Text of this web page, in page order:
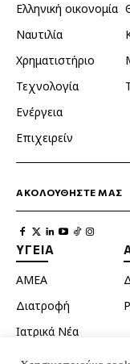
Ελληνική οικονομία
Ναυτιλία
Χρηματιστήριο
Τεχνολογία
Ενέργεια
Επιχειρείν
ΑΚΟΛΟΥΘΗΣΤΕ ΜΑΣ
ΥΓΕΙΑ
ΑΜΕΑ
Διατροφή
Ιατρικά Νέα
Κατοικίδια